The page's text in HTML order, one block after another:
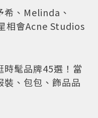
希、Melinda、
相會Acne Studios
時髦品牌45選！當
裝、包包、飾品品